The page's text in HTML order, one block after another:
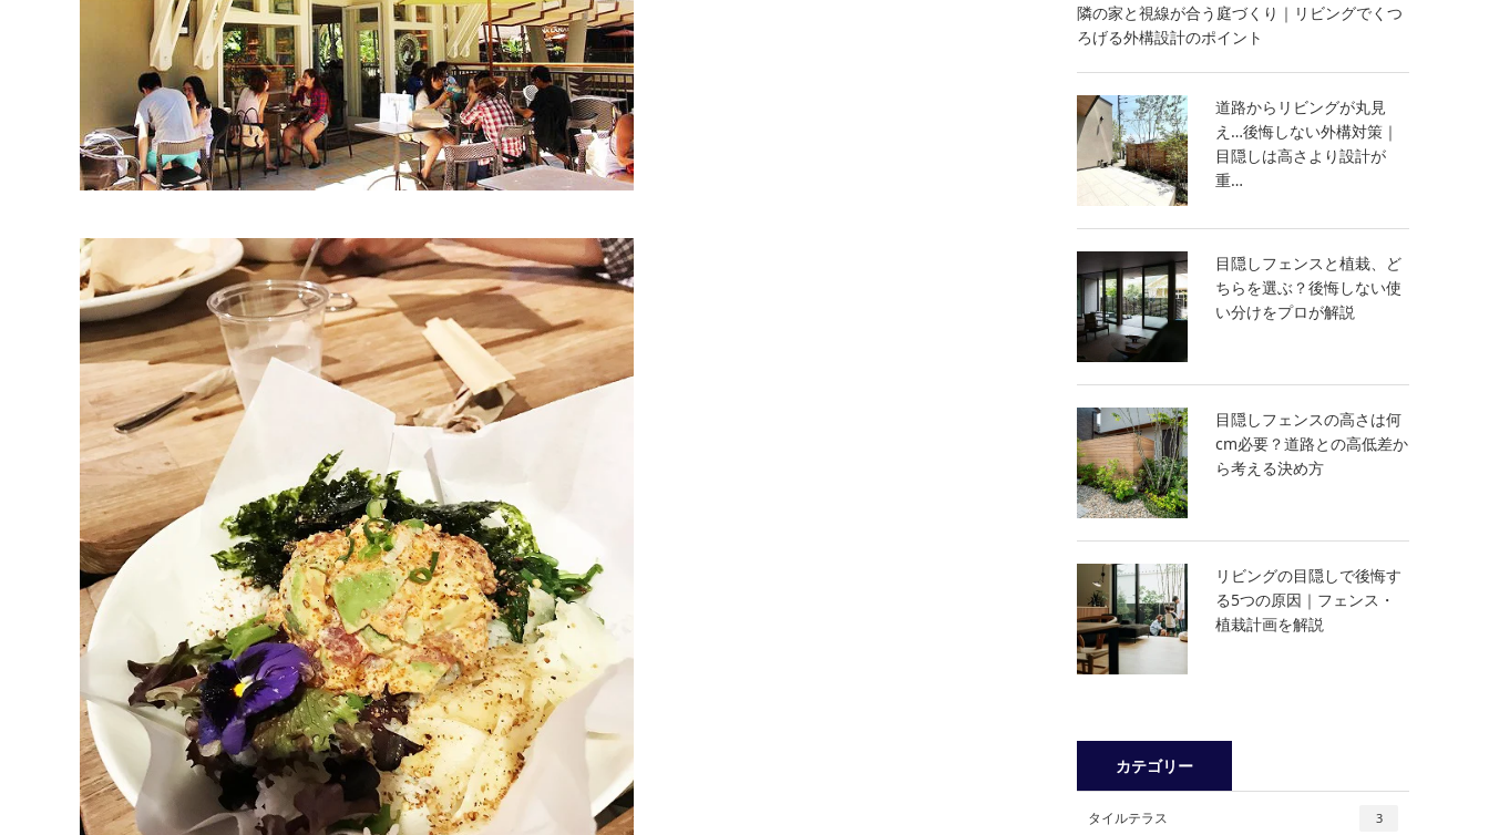
隣の家と視線が合う庭づくり｜リビングでくつ
ろげる外構設計のポイント
道路からリビングが丸見
え…後悔しない外構対策｜
目隠しは高さより設計が
重…
目隠しフェンスと植栽、ど
ちらを選ぶ？後悔しない使
い分けをプロが解説
目隠しフェンスの高さは何
cm必要？道路との高低差か
ら考える決め方
リビングの目隠しで後悔す
る5つの原因｜フェンス・
植栽計画を解説
カテゴリー
タイルテラス 3